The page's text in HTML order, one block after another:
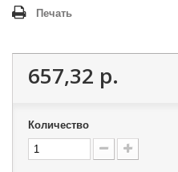
Печать
657,32 р.
Количество